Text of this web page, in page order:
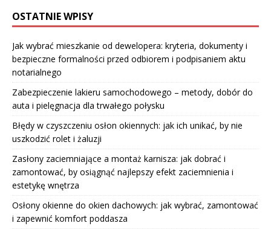
OSTATNIE WPISY
Jak wybrać mieszkanie od dewelopera: kryteria, dokumenty i
bezpieczne formalności przed odbiorem i podpisaniem aktu
notarialnego
Zabezpieczenie lakieru samochodowego – metody, dobór do
auta i pielęgnacja dla trwałego połysku
Błędy w czyszczeniu osłon okiennych: jak ich unikać, by nie
uszkodzić rolet i żaluzji
Zasłony zaciemniające a montaż karnisza: jak dobrać i
zamontować, by osiągnąć najlepszy efekt zaciemnienia i
estetykę wnętrza
Osłony okienne do okien dachowych: jak wybrać, zamontować
i zapewnić komfort poddasza